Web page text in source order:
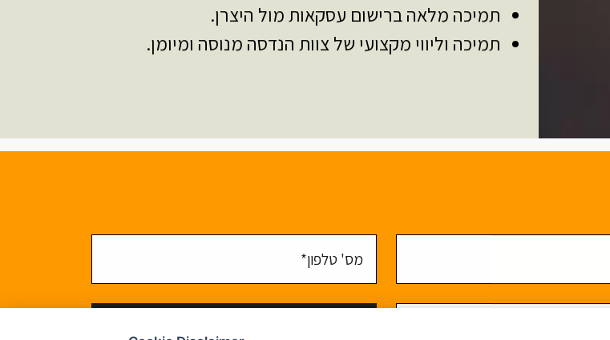
תמיכה מלאה ברישום עסקאות מול היצרן.
תמיכה וליווי מקצועי של צוות הנדסה מנוסה ומיומן.